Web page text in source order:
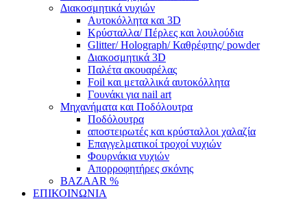
Διακοσμητικά νυχιών
Αυτοκόλλητα και 3D
Κρύσταλλα/ Πέρλες και λουλούδια
Glitter/ Holograph/ Καθρέφτης/ powder
Διακοσμητικά 3D
Παλέτα ακουαρέλας
Foil και μεταλλικά αυτοκόλλητα
Γουνάκι για nail art
Μηχανήματα και Ποδόλουτρα
Ποδόλουτρα
αποστειρωτές και κρύσταλλοι χαλαζία
Επαγγελματικοί τροχοί νυχιών
Φουρνάκια νυχιών
Απορροφητήρες σκόνης
BAZAAR %
ΕΠΙΚΟΙΝΩΝΙΑ